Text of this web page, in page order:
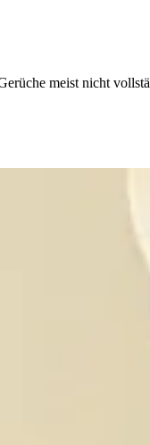
meist nicht